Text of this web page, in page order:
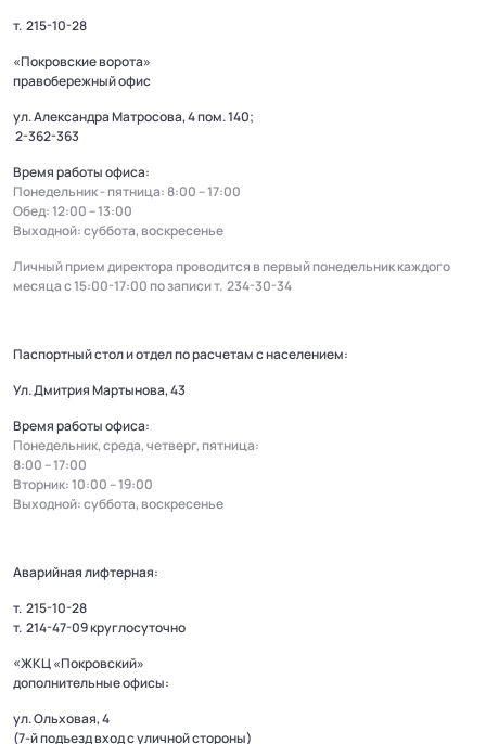
т. 215-10-28
«Покровские ворота»
правобережный офис
ул. Александра Матросова, 4 пом. 140;
2-362-363
Время работы офиса:
Понедельник - пятница: 8:00 – 17:00
Обед: 12:00 – 13:00
Выходной: суббота, воскресенье
Личный прием директора проводится в первый понедельник каждого
месяца с 15:00-17:00 по записи т. 234-30-34
Паспортный стол и отдел по расчетам с населением:
Ул. Дмитрия Мартынова, 43
Время работы офиса:
Понедельник, среда, четверг, пятница:
8:00 – 17:00
Вторник: 10:00 – 19:00
Выходной: суббота, воскресенье
Аварийная лифтерная:
т. 215-10-28
т. 214-47-09круглосуточно
«ЖКЦ «Покровский»
дополнительные офисы:
ул. Ольховая, 4
(7-й подъезд вход с уличной стороны)